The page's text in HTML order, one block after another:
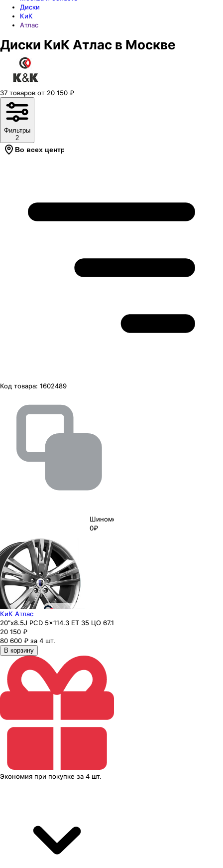
Диски
КиК
Атлас
Диски КиК Атлас в Москве
37 товаров от 20 150 ₽
Фильтры
2
Во всех центрах
Код товара: 1602489
Шиномонтаж
0₽
КиК Атлас
20"x8.5J PCD 5x114.3 ЕТ 35 ЦО 67.1
20 150 ₽
80 600 ₽ за 4 шт.
В корзину
Экономия при покупке за 4 шт.